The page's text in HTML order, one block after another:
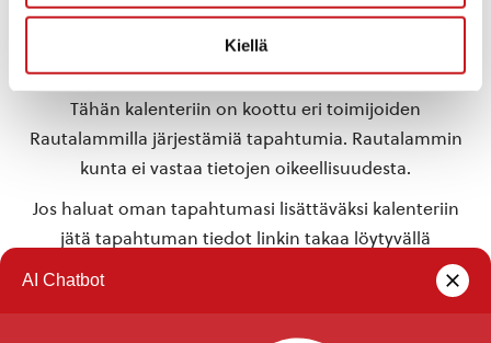
Kiellä
seudun tarinatupa
Kerkonkoskella 26.-30.6.2023
klo 10-14
Tähän kalenteriin on koottu eri toimijoiden
Rautalammilla järjestämiä tapahtumia. Rautalammin
kunta ei vastaa tietojen oikeellisuudesta.
Jos haluat oman tapahtumasi lisättäväksi kalenteriin
jätä tapahtuman tiedot linkin takaa löytyvällä